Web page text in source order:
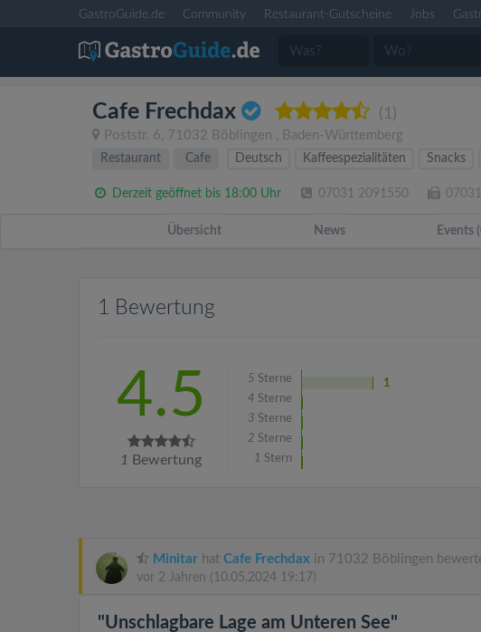
GastroGuide.de Community Restaurant-Gutscheine Jobs
Cafe Frechdax (1)
Poststr. 6, 71032 Böblingen , Baden-Württemberg
Restaurant Cafe Deutsch Kaffeespezialitäten Snacks
Derzeit geöffnet bis 18:00 Uhr 07031 2091550
Übersicht News Events
1 Bewertung
4.5
1 Bewertung
5 Sterne
1
4 Sterne
3 Sterne
2 Sterne
1 Stern
Minitar hat Cafe Frechdax in 71032 Böblingen
vor 2 Jahren (10.05.2024 19:17)
"Unschlagbare Lage am Unteren See"